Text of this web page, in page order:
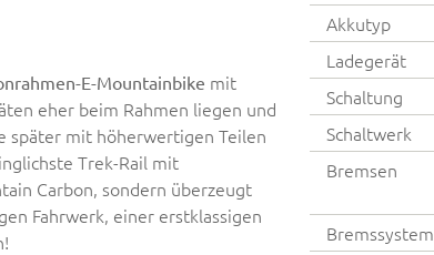
E-Mountainbike mit
eher beim Rahmen liegen und
später mit höherwertigen Teilen
Trek-Rail mit
Carbon, sondern überzeugt
Fahrwerk, einer erstklassigen
Akkutyp
Ladegerät
Schaltung
Schaltwerk
Bremsen
Bremssystem